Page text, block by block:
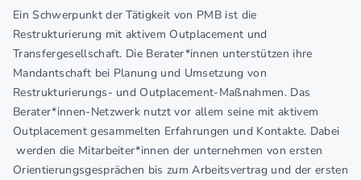
Ein Schwerpunkt der Tätigkeit von PMB ist die
Restrukturierung mit aktivem Outplacement und
Transfergesellschaft. Die Berater*innen unterstützen ihre
Mandantschaft bei Planung und Umsetzung von
Restrukturierungs- und Outplacement-Maßnahmen. Das
Berater*innen-Netzwerk nutzt vor allem seine mit aktivem
Outplacement gesammelten Erfahrungen und Kontakte. Dabei
werden die Mitarbeiter*innen der unternehmen von ersten
Orientierungsgesprächen bis zum Arbeitsvertrag und der ersten